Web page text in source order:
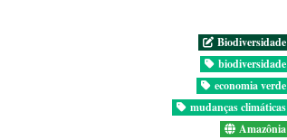
Biodiversidade
biodiversidade
economia verde
mudanças climáticas
Amazônia